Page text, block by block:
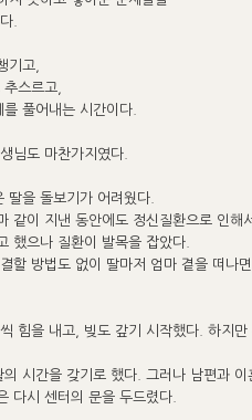
.
기고,
스르고,
풀어내는 시간이다.
님도 마찬가지였다.
딸을 돌보기가 어려웠다.
같이 지낸 동안에도 정신질환으로 인해
했으나 질환이 발목을 잡았다.
할 방법도 없이 딸마저 엄마 곁을 떠나
힘을 내고, 빚도 갚기 시작했다. 하지만
시간을 갖기로 했다. 그러나 남편과
다시 센터의 문을 두드렸다.